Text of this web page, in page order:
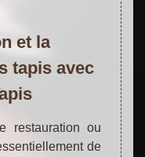
et la
tapis avec
restauration ou
de